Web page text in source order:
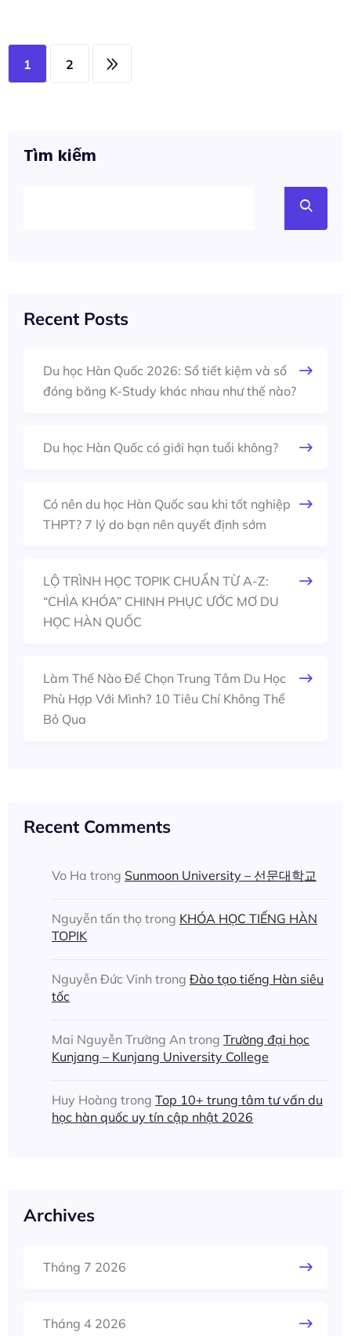
1 2
Tìm kiếm
Recent Posts
Du học Hàn Quốc 2026: Sổ tiết kiệm và sổ
đóng băng K-Study khác nhau như thế nào?
Du học Hàn Quốc có giới hạn tuổi không?
Có nên du học Hàn Quốc sau khi tốt nghiệp
THPT? 7 lý do bạn nên quyết định sớm
LỘ TRÌNH HỌC TOPIK CHUẨN TỪ A-Z:
“CHÌA KHÓA” CHINH PHỤC ƯỚC MƠ DU
HỌC HÀN QUỐC
Làm Thế Nào Để Chọn Trung Tâm Du Học
Phù Hợp Với Mình? 10 Tiêu Chí Không Thể
Bỏ Qua
Recent Comments
Vo Ha trong Sunmoon University – 선문대학교
Nguyễn tấn thọ trong KHÓA HỌC TIẾNG HÀN
TOPIK
Nguyễn Đức Vinh trong Đào tạo tiếng Hàn siêu
tốc
Mai Nguyễn Trường An trong Trường đại học
Kunjang – Kunjang University College
Huy Hoàng trong Top 10+ trung tâm tư vấn du
học hàn quốc uy tín cập nhật 2026
Archives
Tháng 7 2026
Tháng 4 2026